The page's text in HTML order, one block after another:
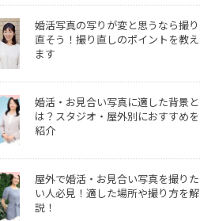
婚活写真の写りが変と思うなら撮り
直そう！撮り直しのポイントを教え
ます
婚活・お見合い写真に適した背景と
は？スタジオ・屋外別におすすめを
紹介
屋外で婚活・お見合い写真を撮りた
い人必見！適した場所や撮り方を解
説！